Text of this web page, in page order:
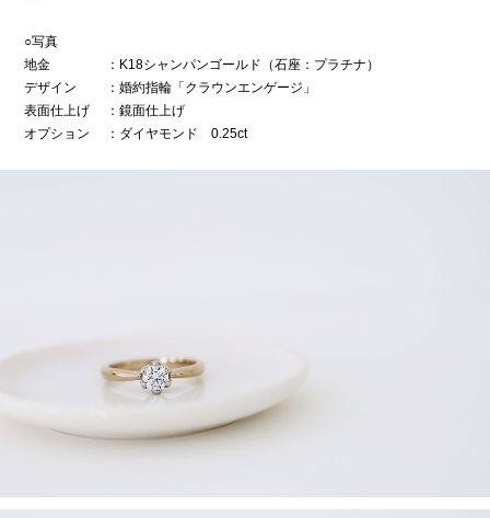
○写真
地金
：K18シャンパンゴールド（石座：プラチナ）
デザイン
：婚約指輪「クラウンエンゲージ」
表面仕上げ
：鏡面仕上げ
オプション
：ダイヤモンド 0.25ct